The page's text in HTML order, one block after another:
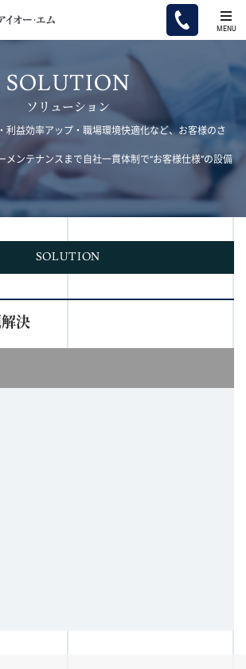
MENU
SOLUTION
ソリューション
利益効率アップ・職場環境快適化など、お客様のさ
メンテナンスまで自社一貫体制で“お客様仕様”の設備
決
SOLUTION